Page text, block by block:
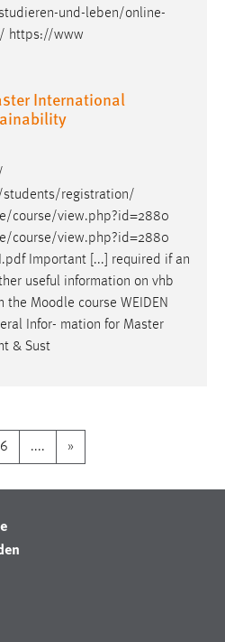
und-leben/online-
https://www
International
registration/
course/view.php?id=2880
course/view.php?id=2880
Important [...] required if an
useful information on vhb
the Moodle course WEIDEN
Infor- mation for Master
& Sust
6 .... »